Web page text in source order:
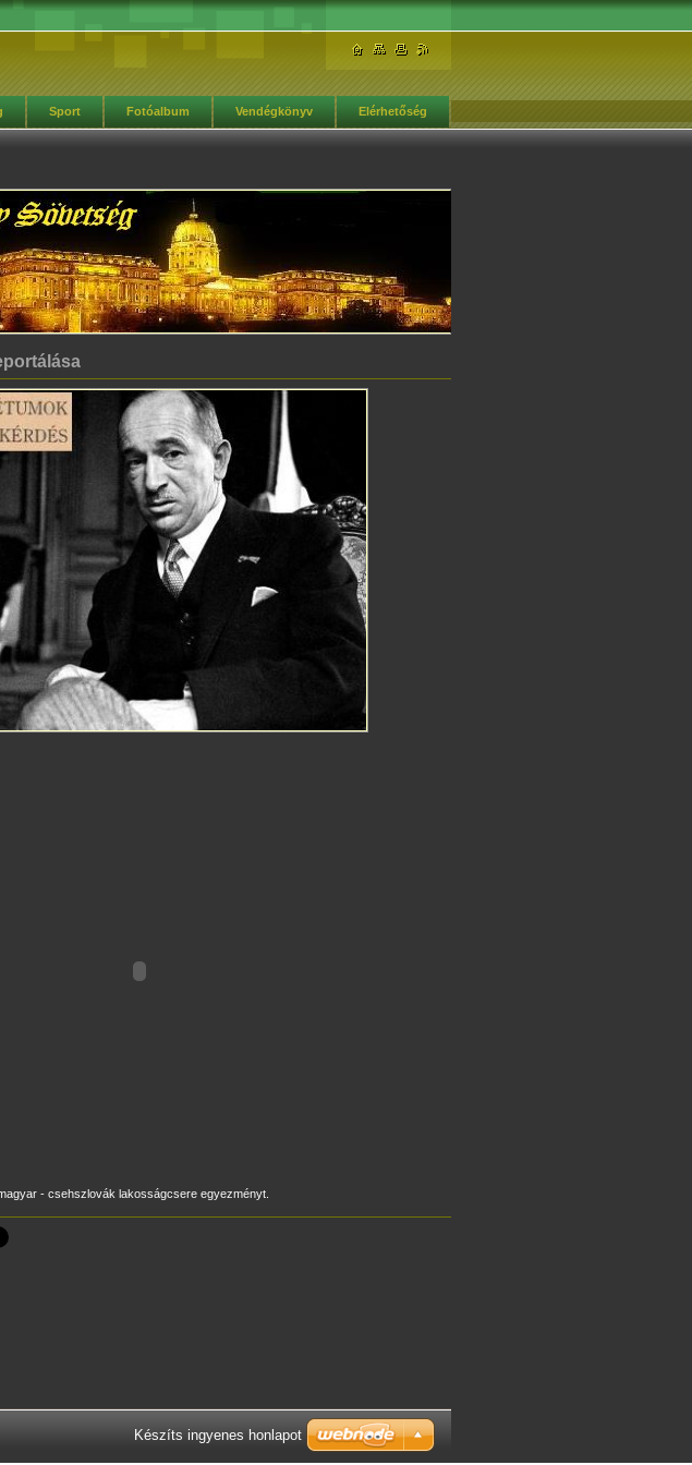
Sport Fotóalbum Vendégkönyv Elérhetőség
- csehszlovák lakosságcsere egyezményt.
Készíts ingyenes honlapot